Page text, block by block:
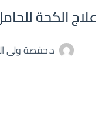
علاج الكحة
د.حفصة ولى